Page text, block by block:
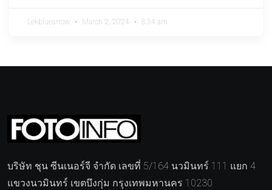
Lekbluearrow March 2, 2024 8:34 am
บริษัท ชุน ซีนเนอร์จี จำกัด เลขที่ 5/164 นวมินทร์ 111 แยก 4
แขวงนวมินทร์ เขตบึงกุ่ม กรุงเทพมหานคร 10230